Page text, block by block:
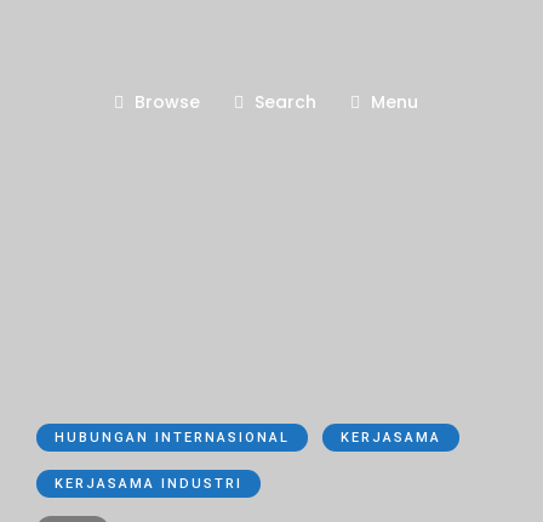
Browse Search Menu
HUBUNGAN INTERNASIONAL KERJASAMA
KERJASAMA INDUSTRI